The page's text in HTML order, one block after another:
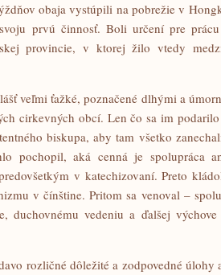
obaja vystúpili na pobrežie v
prvú činnosť. Boli určení pre
provincie, v ktorej žilo vtedy
veľmi ťažké, poznačené dlhými a
cirkevných obcí. Len čo sa im
biskupa, aby tam všetko
pochopil, aká cenná je spolupráca
v katechizovaní. Preto
v čínštine. Pritom sa venoval –
duchovnému vedeniu a ďalšej
rozličné dôležité a zodpovedné